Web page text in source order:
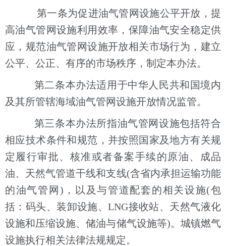
第一条为促进油气管网设施公平开放，提
高油气管网设施利用效率，保障油气安全稳定供
应，规范油气管网设施开放相关市场行为，建立
公平、公正、有序的市场秩序，制定本办法。
第二条本办法适用于中华人民共和国境内
及其所管辖海域油气管网设施开放情况监管。
第三条本办法所指油气管网设施包括符合
相应技术条件和规范，并按照国家及地方有关规
定履行审批、核准或者备案手续的原油、成品
油、天然气管道干线和支线(含省内承担运输功能
的油气管网)，以及与管道配套的相关设施(包
括：码头、装卸设施、LNG接收站、天然气液化
设施和压缩设施、储油与储气设施等)。城镇燃气
设施执行相关法律法规规定。